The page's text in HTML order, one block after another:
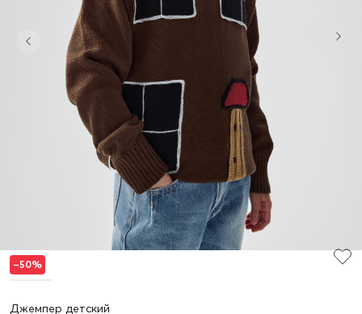
Джемпер детский
–50%